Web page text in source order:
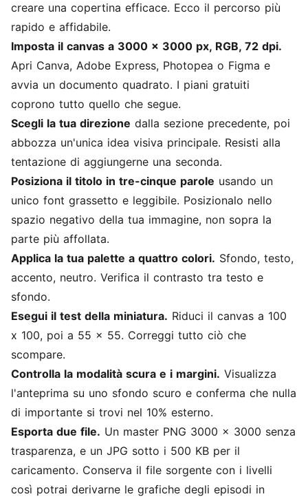
creare una copertina efficace. Ecco il percorso più
rapido e affidabile.
Imposta il canvas a 3000 x 3000 px, RGB, 72 dpi.
Apri Canva, Adobe Express, Photopea o Figma e
avvia un documento quadrato. I piani gratuiti
coprono tutto quello che segue.
Scegli la tua direzione dalla sezione precedente, poi
abbozza un'unica idea visiva principale. Resisti alla
tentazione di aggiungerne una seconda.
Posiziona il titolo in tre-cinque parole usando un
unico font grassetto e leggibile. Posizionalo nello
spazio negativo della tua immagine, non sopra la
parte più affollata.
Applica la tua palette a quattro colori. Sfondo, testo,
accento, neutro. Verifica il contrasto tra testo e
sfondo.
Esegui il test della miniatura. Riduci il canvas a 100
x 100, poi a 55 x 55. Correggi tutto ciò che
scompare.
Controlla la modalità scura e i margini. Visualizza
l'anteprima su uno sfondo scuro e conferma che nulla
di importante si trovi nel 10% esterno.
Esporta due file. Un master PNG 3000 x 3000 senza
trasparenza, e un JPG sotto i 500 KB per il
caricamento. Conserva il file sorgente con i livelli
così potrai derivarne le grafiche degli episodi in